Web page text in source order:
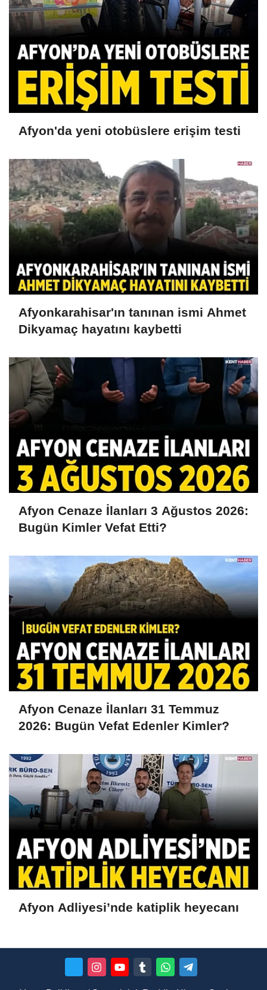
Afyon'da yeni otobüslere erişim testi
Afyonkarahisar'ın tanınan ismi Ahmet
Dikyamaç hayatını kaybetti
Afyon Cenaze İlanları 3 Ağustos 2026:
Bugün Kimler Vefat Etti?
Afyon Cenaze İlanları 31 Temmuz
2026: Bugün Vefat Edenler Kimler?
Afyon Adliyesi’nde katiplik heyecanı